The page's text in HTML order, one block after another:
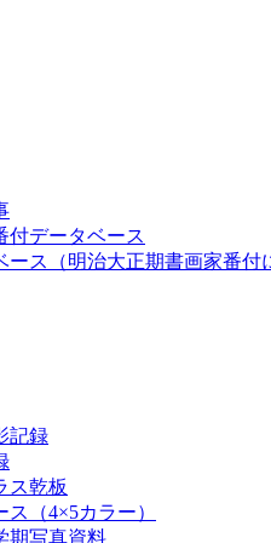
付データベース
ース（明治大正期書画家番付
記録
ス乾板
（4×5カラー）
期写真資料